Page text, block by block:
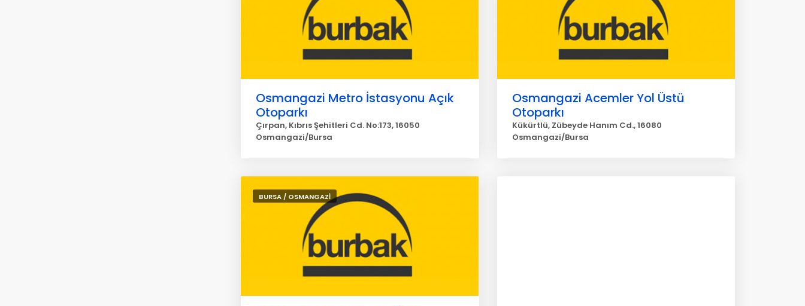
Osmangazi Metro İstasyonu Açık
Otoparkı
Çırpan, Kıbrıs Şehitleri Cd. No:173, 16050
Osmangazi/Bursa
Osmangazi Acemler Yol Üstü
Otoparkı
Kükürtlü, Zübeyde Hanım Cd., 16080
Osmangazi/Bursa
BURSA / OSMANGAZİ